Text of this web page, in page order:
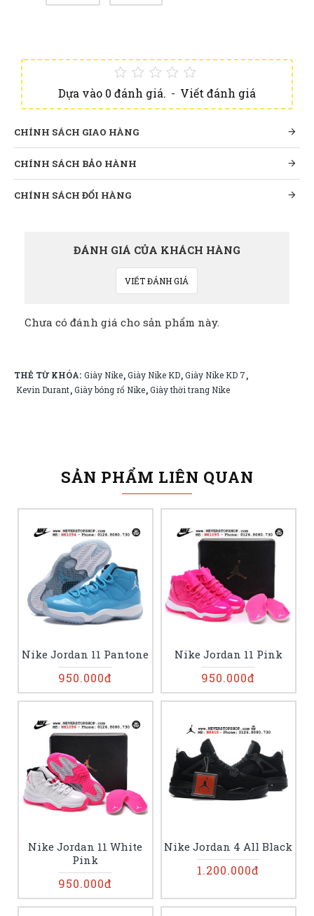
Dựa vào 0 đánh giá. - Viết đánh giá
CHÍNH SÁCH GIAO HÀNG
CHÍNH SÁCH BẢO HÀNH
CHÍNH SÁCH ĐỔI HÀNG
ĐÁNH GIÁ CỦA KHÁCH HÀNG
VIẾT ĐÁNH GIÁ
Chưa có đánh giá cho sản phẩm này.
THẺ TỪ KHÓA: Giày Nike,Giày Nike KD,Giày Nike KD 7,
Kevin Durant,Giày bóng rổ Nike,Giày thời trang Nike
SẢN PHẨM LIÊN QUAN
Nike Jordan 11 Pantone
950.000đ
Nike Jordan 11 Pink
950.000đ
Nike Jordan 11 White
Pink
950.000đ
Nike Jordan 4 All Black
1.200.000đ